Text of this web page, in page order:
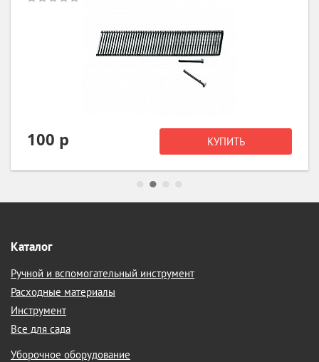
90 р КУПИТЬ
Каталог
Ручной и вспомогательный инструмент
Расходные материалы
Инструмент
Все для сада
Уборочное оборудование